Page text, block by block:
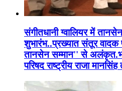
संगीतधानी ग्वालियर में
शुभारंभ..प्रख्यात संतूर वादक
तानसेन सम्मान'' से
परिषद राष्ट्रीय राजा